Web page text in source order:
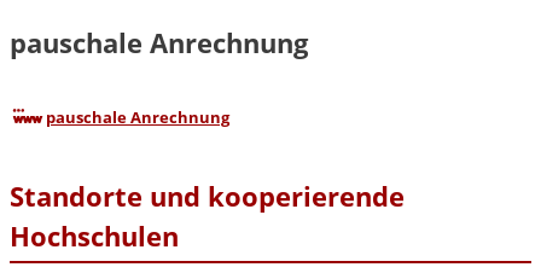
pauschale Anrechnung
pauschale Anrechnung
Standorte und kooperierende
Hochschulen